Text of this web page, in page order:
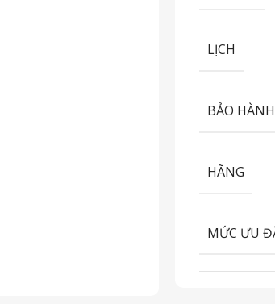
LỊCH
BẢO
HÃNG
MỨC ƯU